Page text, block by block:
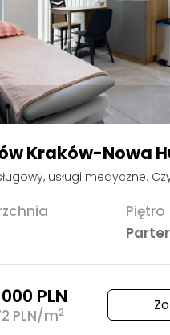
Kraków-Nowa
usługi medyczne.
Piętro
Parter
PLN
PLN/m2